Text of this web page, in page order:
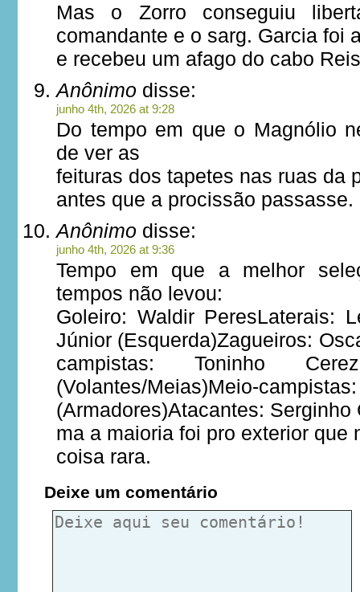
Mas o Zorro conseguiu
comandante e o sarg. Garcia foi
e recebeu um afago do cabo
Anônimo disse:
junho 4th, 2026 at 9:28
Do tempo em que o Magnólio
de ver as
feituras dos tapetes nas ruas da
antes que a procissão passasse.
Anônimo disse:
junho 4th, 2026 at 9:36
Tempo em que a melhor
tempos não levou:
Goleiro: Waldir PeresLaterais:
Júnior (Esquerda)Zagueiros:
campistas: Toninho
(Volantes/Meias)Meio-
(Armadores)Atacantes: Serginho
ma a maioria foi pro exterior que
coisa rara.
Deixe um comentário